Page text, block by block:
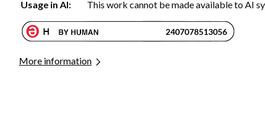
Usage in AI:
This work cannot be made available to AI
More information